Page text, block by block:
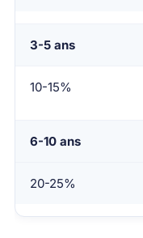
3-5 ans
10-15%
6-10 ans
20-25%